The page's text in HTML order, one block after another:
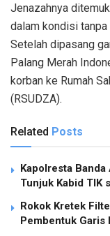
Jenazahnya
dalam kondisi tanpa
Setelah dipasang
Palang Merah
korban ke Rumah
(RSUDZA).
Related Posts
Kapolresta
Tunjuk Kabid TIK
Rokok Kretek
Pembentuk Garis